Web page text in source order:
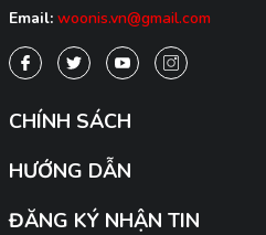
Email: woonis.vn@gmail.com
CHÍNH SÁCH
HƯỚNG DẪN
ĐĂNG KÝ NHẬN TIN